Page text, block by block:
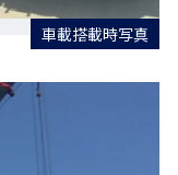
車載搭載時写真